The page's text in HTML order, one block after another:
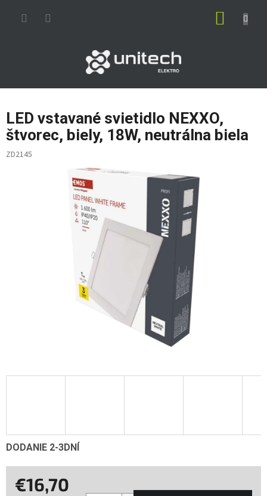
LED vstavané svietidlo NEXXO,
štvorec, biely, 18W, neutrálna biela
ZD2145
DODANIE 2-3DNÍ
€16,70